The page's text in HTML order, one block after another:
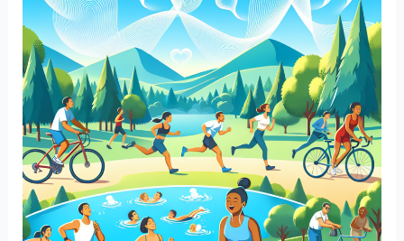
학
이
론
을
통
해
알
아
보
는